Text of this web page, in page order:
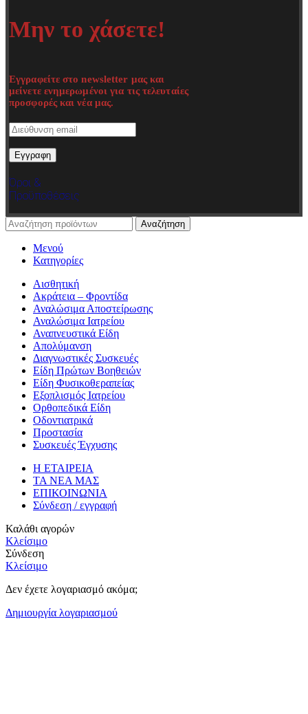
Μην το χάσετε!
Εγγραφείτε στο newsletter μας και
μείνετε ενημερωμένοι για τις τελευταίες
προσφορές και νέα μας.
Όροι &
Προϋποθέσεις
Αναζήτηση
Μενού
Κατηγορίες
Αισθητική
Ακράτεια – Φροντίδα
Αναλώσιμα Αποστείρωσης
Αναλώσιμα Ιατρείου
Αναπνευστικά Είδη
Απολύμανση
Διαγνωστικές Συσκευές
Είδη Πρώτων Βοηθειών
Είδη Φυσικοθεραπείας
Εξοπλισμός Ιατρείου
Ορθοπεδικά Είδη
Οδοντιατρικά
Προστασία
Συσκευές Έγχυσης
Η ΕΤΑΙΡΕΙΑ
ΤΑ ΝΕΑ ΜΑΣ
ΕΠΙΚΟΙΝΩΝΙΑ
Σύνδεση / εγγραφή
Καλάθι αγορών
Κλείσιμο
Σύνδεση
Κλείσιμο
Δεν έχετε λογαριασμό ακόμα;
Δημιουργία λογαριασμού